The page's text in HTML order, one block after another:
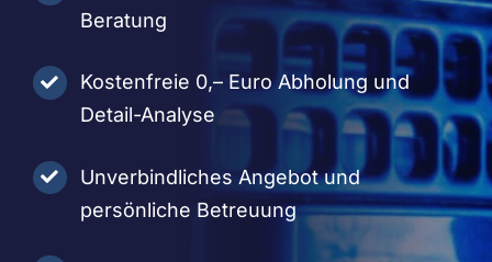
Beratung
Kostenfreie 0,– Euro Abholung und
Detail-Analyse
Unverbindliches Angebot und
persönliche Betreuung